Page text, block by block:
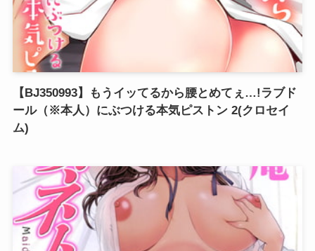
【BJ350993】もうイッてるから腰とめてぇ…!ラブド
ール（※本人）にぶつける本気ピストン 2(クロセイ
ム)